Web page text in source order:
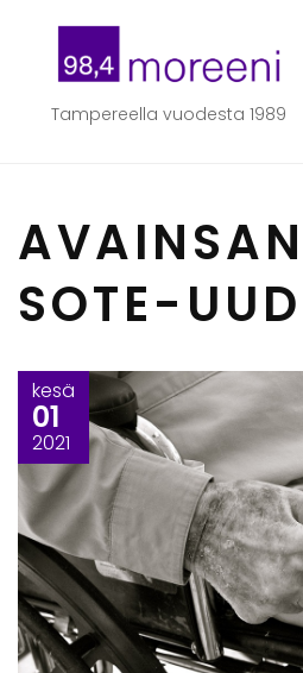
content
Tampereella vuodesta 1989
SOTE-
kesä
01
2021